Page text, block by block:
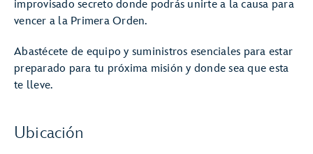
improvisado secreto donde podrás unirte a la causa para
vencer a la Primera Orden.
Abastécete de equipo y suministros esenciales para estar
preparado para tu próxima misión y donde sea que esta
te lleve.
Ubicación